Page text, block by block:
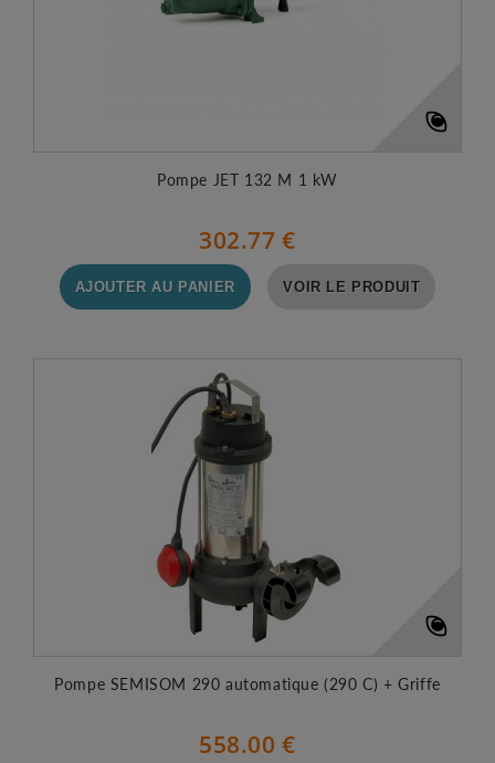
Pompe JET 132 M 1 kW
302.77 €
AJOUTER AU PANIER VOIR LE PRODUIT
Pompe SEMISOM 290 automatique (290 C) + Griffe
558.00 €